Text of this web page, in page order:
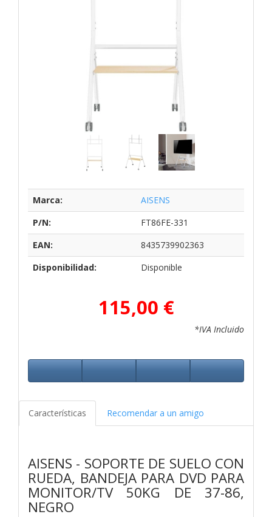
Marca:
AISENS
P/N:
FT86FE-331
EAN:
8435739902363
Disponibilidad:
Disponible
115,00 €
*IVA Incluido
Características Recomendar a un amigo
AISENS - SOPORTE DE SUELO CON
RUEDA, BANDEJA PARA DVD PARA
MONITOR/TV 50KG DE 37-86,
NEGRO